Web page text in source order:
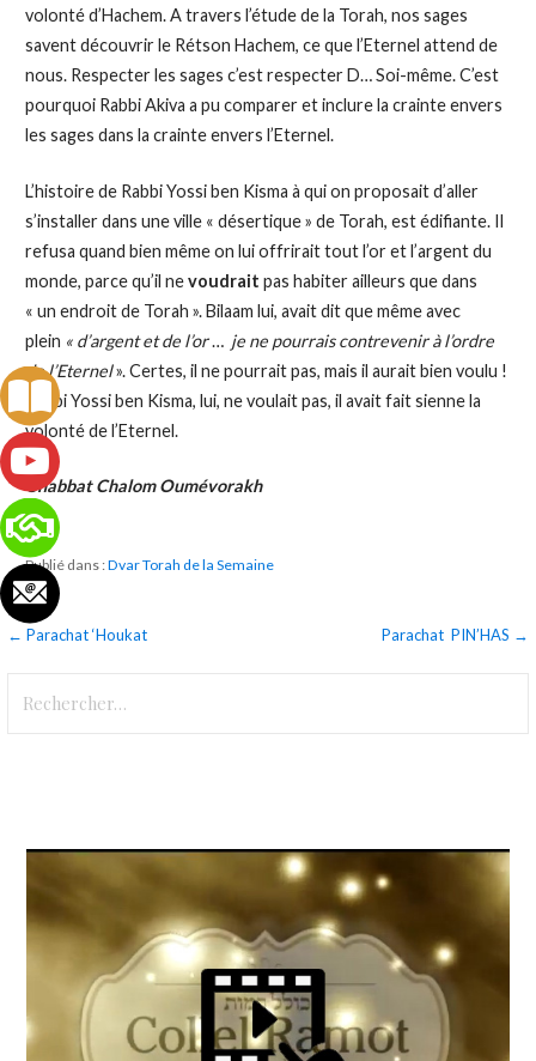
volonté d’Hachem. A travers l’étude de la Torah, nos sages
savent découvrir le Rétson Hachem, ce que l’Eternel attend de
nous. Respecter les sages c’est respecter D… Soi-même. C’est
pourquoi Rabbi Akiva a pu comparer et inclure la crainte envers
les sages dans la crainte envers l’Eternel.
L’histoire de Rabbi Yossi ben Kisma à qui on proposait d’aller
s’installer dans une ville « désertique » de Torah, est édifiante. Il
refusa quand bien même on lui offrirait tout l’or et l’argent du
monde, parce qu’il nevoudrait pas habiter ailleurs que dans
« un endroit de Torah ». Bilaam lui, avait dit que même avec
plein « d’argent et de l’or… je ne pourrais contrevenir à l’ordre
de l’Eternel». Certes, il ne pourrait pas, mais il aurait bien voulu !
Rabbi Yossi ben Kisma, lui, ne voulait pas, il avait fait sienne la
volonté de l’Eternel.
Chabbat Chalom Oumévorakh
Publié dans :Dvar Torah de la Semaine
Navigation
← Parachat ‘Houkat Parachat PIN’HAS →